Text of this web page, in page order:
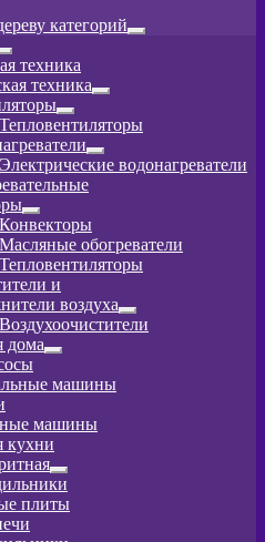
категорий
Развернутое
Развернутое
вложенное
меню
техника
техника
Развернутое
меню
Развернутое
вложенное
меню
Тепловентиляторы
Развернутое
вложенное
Электрические водонагреватели
Развернутое
вложенное
меню
Конвекторы
Масляные обогреватели
Тепловентиляторы
и
воздуха
Развернутое
вложенное
Воздухоочистители
дома
Развернутое
меню
машины
машины
кухни
Развернутое
вложенное
меню
плиты